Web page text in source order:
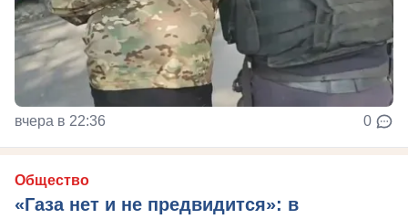
вчера в 22:36 0
Общество
«Газа нет и не предвидится»: в